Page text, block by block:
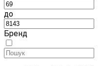
до
Бренд